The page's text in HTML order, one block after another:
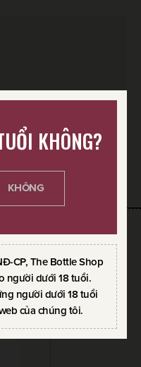
KHÔNG?
KHÔNG
CP, The Bottle Shop
người dưới 18 tuổi.
người dưới 18 tuổi
của chúng tôi.
HIỆU